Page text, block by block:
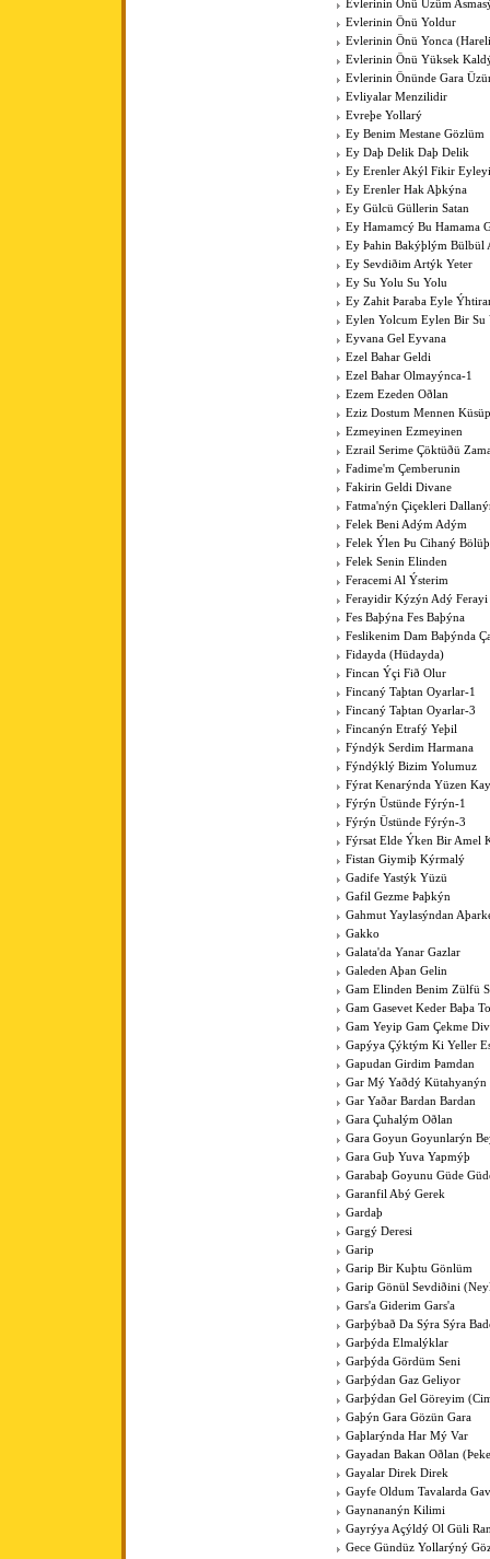
Evlerinin Önü Üzüm
Evlerinin Önü Yoldur
Evlerinin Önü Yonca
Evlerinin Önü Yüksek
Evlerinin Önünde Gara
Evliyalar Menzilidir
Evreþe Yollarý
Ey Benim Mestane Gözlüm
Ey Daþ Delik Daþ Delik
Ey Erenler Akýl Fikir
Ey Erenler Hak Aþkýna
Ey Gülcü Güllerin Satan
Ey Hamamcý Bu Hamama
Ey Þahin Bakýþlým Bülbül
Ey Sevdiðim Artýk Yeter
Ey Su Yolu Su Yolu
Ey Zahit Þaraba Eyle
Eylen Yolcum Eylen Bir Su
Eyvana Gel Eyvana
Ezel Bahar Geldi
Ezel Bahar Olmayýnca-1
Ezem Ezeden Oðlan
Eziz Dostum Mennen
Ezmeyinen Ezmeyinen
Ezrail Serime Çöktüðü
Fadime'm Çemberunin
Fakirin Geldi Divane
Fatma'nýn Çiçekleri
Felek Beni Adým Adým
Felek Ýlen Þu Cihaný
Felek Senin Elinden
Feracemi Al Ýsterim
Ferayidir Kýzýn Adý Ferayi
Fes Baþýna Fes Baþýna
Feslikenim Dam Baþýnda
Fidayda (Hüdayda)
Fincan Ýçi Fið Olur
Fincaný Taþtan Oyarlar-1
Fincaný Taþtan Oyarlar-3
Fincanýn Etrafý Yeþil
Fýndýk Serdim Harmana
Fýndýklý Bizim Yolumuz
Fýrat Kenarýnda Yüzen
Fýrýn Üstünde Fýrýn-1
Fýrýn Üstünde Fýrýn-3
Fýrsat Elde Ýken Bir Amel
Fistan Giymiþ Kýrmalý
Gadife Yastýk Yüzü
Gafil Gezme Þaþkýn
Gahmut Yaylasýndan
Gakko
Galata'da Yanar Gazlar
Galeden Aþan Gelin
Gam Elinden Benim Zülfü
Gam Gasevet Keder Baþa
Gam Yeyip Gam Çekme
Gapýya Çýktým Ki Yeller
Gapudan Girdim Þamdan
Gar Mý Yaðdý Kütahyanýn
Gar Yaðar Bardan Bardan
Gara Çuhalým Oðlan
Gara Goyun Goyunlarýn
Gara Guþ Yuva Yapmýþ
Garabaþ Goyunu Güde
Garanfil Abý Gerek
Gardaþ
Gargý Deresi
Garip
Garip Bir Kuþtu Gönlüm
Garip Gönül Sevdiðini
Gars'a Giderim Gars'a
Garþýbað Da Sýra Sýra
Garþýda Elmalýklar
Garþýda Gördüm Seni
Garþýdan Gaz Geliyor
Garþýdan Gel Göreyim
Gaþýn Gara Gözün Gara
Gaþlarýnda Har Mý Var
Gayadan Bakan Oðlan
Gayalar Direk Direk
Gayfe Oldum Tavalarda
Gaynananýn Kilimi
Gayrýya Açýldý Ol Güli
Gece Gündüz Yollarýný